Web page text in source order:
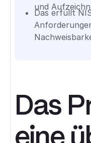
und
Das erfüllt
Das